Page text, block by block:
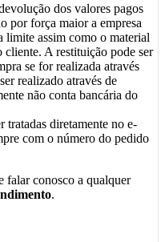
dos valores pagos
por força maior a empresa
limite assim como o material
cliente. A restituição pode ser
se for realizada através
realizado através de
não conta bancária do
tratadas diretamente no e-
com o número do pedido
falar conosco a qualquer
.